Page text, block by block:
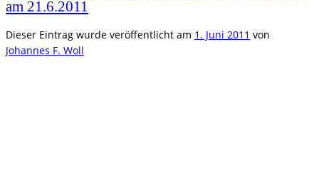
am 21.6.2011
Dieser Eintrag wurde veröffentlicht am 1. Juni 2011 von
Johannes F. Woll